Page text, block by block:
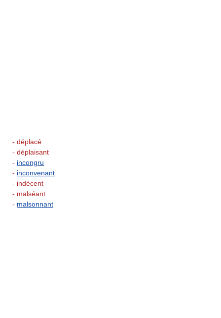
- déplacé
- déplaisant
- incongru
- inconvenant
- indécent
- malséant
- malsonnant